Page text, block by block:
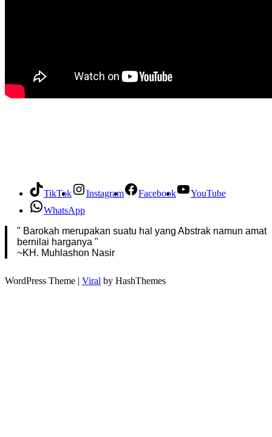
TikTok Instagram Facebook
YouTube
WhatsApp
" Barokah merupakan suatu hal yang Abstrak namun amat
bernilai harganya "
~KH. Muhlashon Nasir
WordPress Theme | Viral by HashThemes